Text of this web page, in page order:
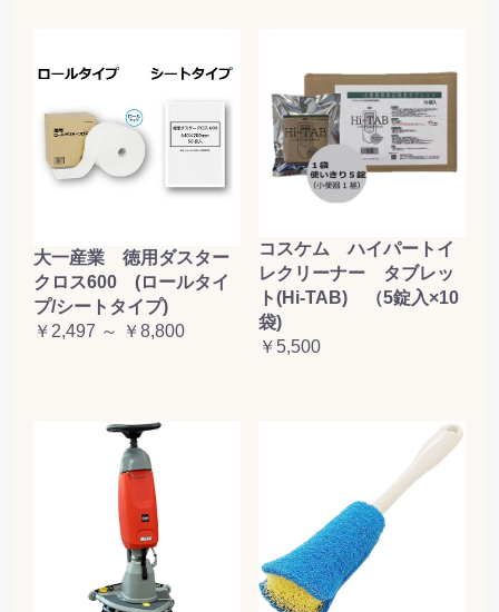
大一産業 徳用ダスター
クロス600 (ロールタイ
プ/シートタイプ)
￥2,497 ～ ￥8,800
コスケム ハイパートイ
レクリーナー タブレッ
ト(Hi-TAB) （5錠入×10
袋)
￥5,500